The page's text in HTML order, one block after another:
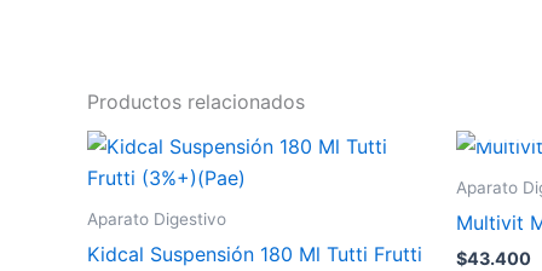
Productos relacionados
Aparato Digestivo
Kidcal Suspensión 180 Ml Tutti Frutti
Aparato
Multivit
$43.400